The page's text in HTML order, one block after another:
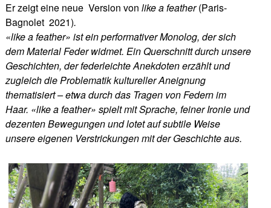
Er zeigt eine neue Version von like a feather(Paris-
Bagnolet 2021).
«like a feather» ist ein performativer Monolog, der sich
dem Material Feder widmet. Ein Querschnitt durch unsere
Geschichten, der federleichte Anekdoten erzählt und
zugleich die Problematik kultureller Aneignung
thematisiert – etwa durch das Tragen von Federn im
Haar. «like a feather» spielt mit Sprache, feiner Ironie und
dezenten Bewegungen und lotet auf subtile Weise
unsere eigenen Verstrickungen mit der Geschichte aus.